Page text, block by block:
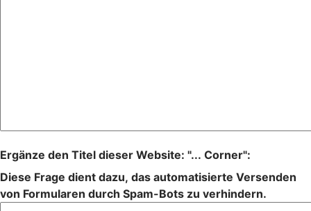
Ergänze den Titel dieser Website: "... Corner":
Diese Frage dient dazu, das automatisierte Versenden
von Formularen durch Spam-Bots zu verhindern.